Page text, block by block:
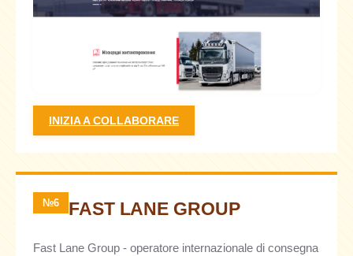
INIZIA A COLLABORARE
№6 FAST LANE GROUP
Fast Lane Group - operatore internazionale di consegna